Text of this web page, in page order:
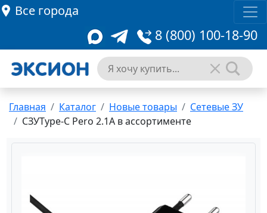
Все города
8 (800) 100-18-90
Главная Каталог Новые товары
Сетевые ЗУ
СЗУType-C Pero 2.1A в ассортименте